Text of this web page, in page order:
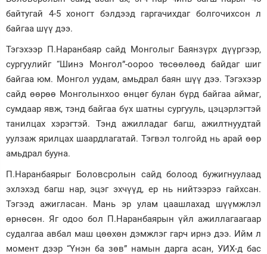
байтугай 4-5 хоногт бэлдээд гаргачихдаг болгочихсон л
байгаа шүү дээ.
Тэгэхээр П.Наранбаяр сайд Монголыг Баянзүрх дүүргээр,
сургуулийг “Шинэ Монгол”-оороо төсөөлөөд байдаг шиг
байгаа юм. Монгол уудам, амьдрал баян шүү дээ. Тэгэхээр
сайд өөрөө Монголынхоо өнцөг булан бүрд байгаа аймаг,
сумдаар явж, тэнд байгаа бүх шатны сургууль, цэцэрлэгтэй
танилцах хэрэгтэй. Тэнд ажилладаг багш, ажилтнуудтай
уулзаж ярилцах шаардлагатай. Тэгвэл толгойд нь арай өөр
амьдрал бууна.
П.Наранбаярыг Боловсролын сайд болоод бужигнуулаад
эхлэхэд багш нар, эцэг эхчүүд, ер нь нийтээрээ гайхсан.
Тэгээд ажигласан. Мань эр улам цаашлахад шүүмжлэл
өрнөсөн. Яг одоо бол П.Наранбаярын үйл ажиллагаагаар
судалгаа авбал маш цөөхөн дэмжлэг гарч ирнэ дээ. Ийм л
момент дээр “Үнэн ба зөв” намын дарга асан, УИХ-д бас